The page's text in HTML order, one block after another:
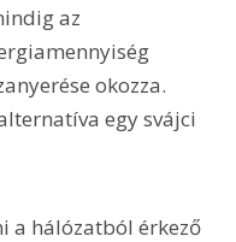
az
okozza.
egy svájci
a hálózatból érkező